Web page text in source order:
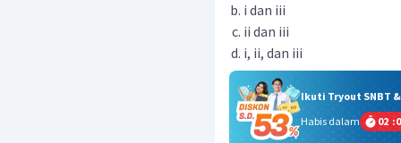
i dan iii
ii dan iii
i, ii, dan iii
Ikuti Tryout SNBT
Habis dalam
02 :